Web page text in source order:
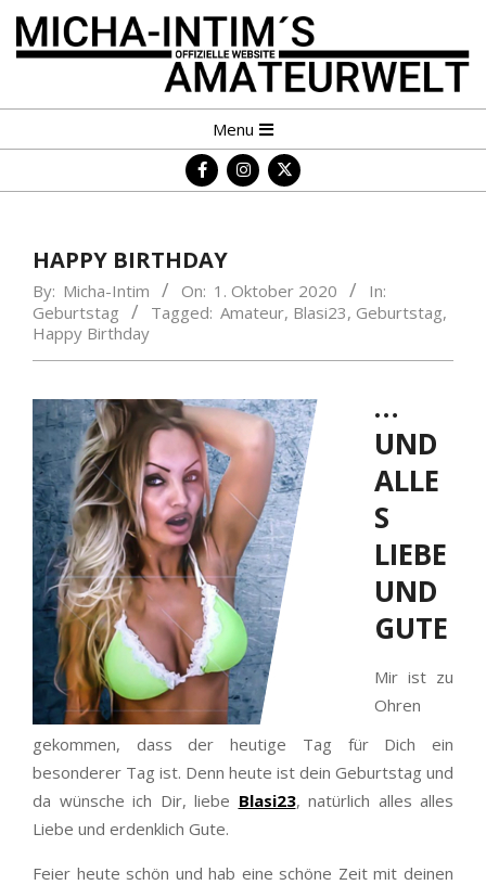
Skip
MICHA-
INTIM
´S
Navigation
Menu
HAPPY BIRTHDAY
By: Micha-Intim On: 1. Oktober 2020
In:
Geburtstag
Tagged: Amateur, Blasi23, Geburtstag,
Happy Birthday
…
UND
ALLE
S
LIEBE
UND
GUTE
Mir ist zu
Ohren
gekommen, dass der heutige Tag für Dich ein
besonderer Tag ist. Denn heute ist dein Geburtstag und
da wünsche ich Dir, liebe Blasi23, natürlich alles alles
Liebe und erdenklich Gute.
Feier heute schön und hab eine schöne Zeit mit deinen